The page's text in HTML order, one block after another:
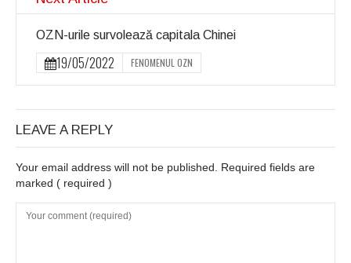
OZN-urile survolează capitala Chinei
19/05/2022 FENOMENUL OZN
LEAVE A REPLY
Your email address will not be published. Required fields are
marked ( required )